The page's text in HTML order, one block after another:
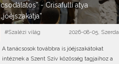
csodálatos” - Crisafulli atya
„jóéjszakátja”
#Szalézi világ 2026-08-05, Szerda
A tanácsosok továbbra is jóéjszakátokat
intéznek a Szent Szív közösség tagjaihoz a